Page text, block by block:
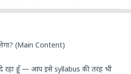
(Main Content)
रहा हूँ — आप इसे syllabus की तरह भी